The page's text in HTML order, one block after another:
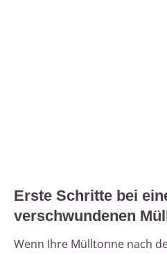
Erste Schritte bei
verschwundenen
Wenn Ihre Mülltonne nach